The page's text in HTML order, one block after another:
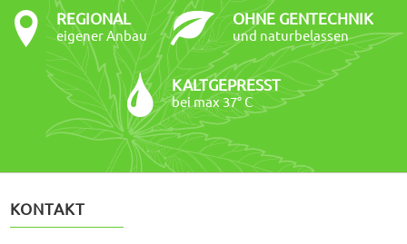
REGIONAL
eigener Anbau
OHNE GENTECHNIK
und naturbelassen
KALTGEPRESST
bei max 37° C
KONTAKT